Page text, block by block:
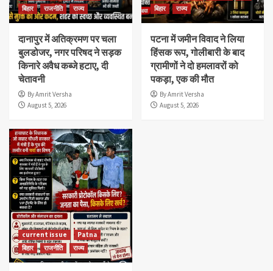
बिहार
राजनीति राज्य
दानापुर में अतिक्रमण पर चला
बुलडोजर, नगर परिषद ने सड़क
किनारे अवैध कब्जे हटाए, दी
चेतावनी
By Amrit Versha
August 5, 2026
बिहार
राज्य
पटना में जमीन विवाद ने लिया
हिंसक रूप, गोलीबारी के बाद
ग्रामीणों ने दो हमलावरों को
पकड़ा, एक की मौत
By Amrit Versha
August 5, 2026
current issue
Patna
बिहार
राजनीति राज्य